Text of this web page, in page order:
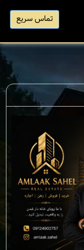
تماس سریع